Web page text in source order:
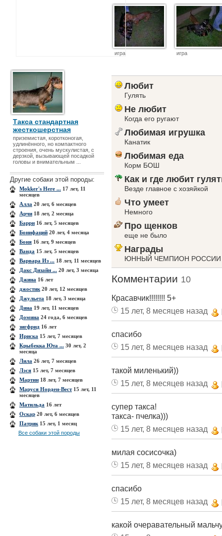
Такса стандартная
жесткошерстная
приземистая, коротконогая,
удлинённого, но компактного
строения, очень мускулистая, с
дерзкой, вызывающей посадкой
головы и внимательным ...
Другие собаки этой породы:
Mokker's Here ... 17 лет, 11
месяцев
Алла 20 лет, 6 месяцев
Арчи 18 лет, 2 месяца
Барри 16 лет, 5 месяцев
Бонифаций 20 лет, 4 месяца
Боня 16 лет, 9 месяцев
Ванда 15 лет, 5 месяцев
Варвара Из ... 18 лет, 11 месяцев
Дакс Дизайн ... 20 лет, 3 месяца
Джина 16 лет
джостик 20 лет, 12 месяцев
Джульета 18 лет, 3 месяца
Дина 19 лет, 11 месяцев
Домина 24 года, 6 месяцев
зигфрид 16 лет
Ириска 15 лет, 7 месяцев
Крыбекка Юта ... 30 лет, 2
месяца
Лила 26 лет, 7 месяцев
Лэся 15 лет, 7 месяцев
Мартин 18 лет, 7 месяцев
Маруся Норден-Вест15 лет, 11
месяцев
Матильда 16 лет
Оскар 20 лет, 6 месяцев
Патрик 15 лет, 1 месяц
Все собаки этой породы
игра игра
Любит
Гулять
Не любит
Когда его ругают
Любимая игрушка
Канатик
Любимая еда
Корм БОШ
Как и где любит
Везде главное с хозяйкой
Что умеет
Немного
Про щенков
еще не было
Награды
ЮННЫЙ ЧЕМПИОН РОССИИ
Комментарии 10
Красавчик!!!!!!!! 5+
15 лет, 8 месяцев назад
спасибо
15 лет, 8 месяцев назад
такой миленький))
15 лет, 8 месяцев назад
супер такса!
такса- пчелка)))
15 лет, 8 месяцев назад
милая сосисочка)
15 лет, 8 месяцев назад
спасибо
15 лет, 8 месяцев назад
какой очеравательный